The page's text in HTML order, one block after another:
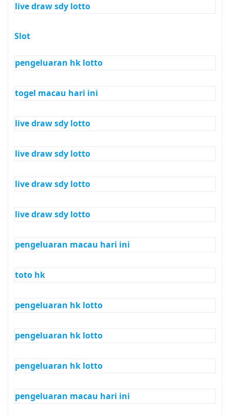
live draw sdy lotto
Slot
pengeluaran hk lotto
togel macau hari ini
live draw sdy lotto
live draw sdy lotto
live draw sdy lotto
live draw sdy lotto
pengeluaran macau hari ini
toto hk
pengeluaran hk lotto
pengeluaran hk lotto
pengeluaran hk lotto
pengeluaran macau hari ini